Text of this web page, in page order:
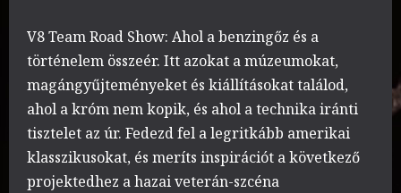
V8 Team Road Show: Ahol a benzingőz és a
történelem összeér. Itt azokat a múzeumokat,
magángyűjteményeket és kiállításokat találod,
ahol a króm nem kopik, és ahol a technika iránti
tisztelet az úr. Fedezd fel a legritkább amerikai
klasszikusokat, és meríts inspirációt a következő
projektedhez a hazai veterán-szcéna